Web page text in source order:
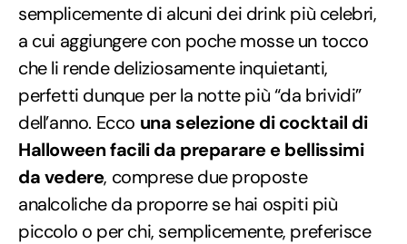
semplicemente di alcuni dei drink più celebri,
a cui aggiungere con poche mosse un tocco
che li rende deliziosamente inquietanti,
perfetti dunque per la notte più “da brividi”
dell’anno. Ecco una selezione di cocktail di
Halloween facili da preparare e bellissimi
da vedere, comprese due proposte
analcoliche da proporre se hai ospiti più
piccolo o per chi, semplicemente, preferisce